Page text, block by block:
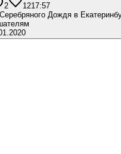
2 1217:57
Дождя в